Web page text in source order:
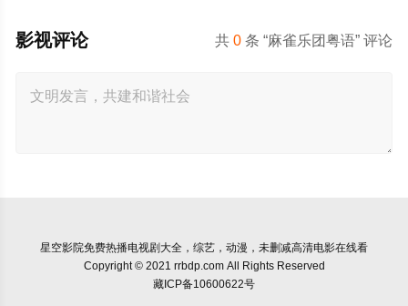
共0 条 “麻雀乐团粤语” 评论
影视评论
星空影院免费热播电视剧大全，综艺，动漫，未删减高清电影在线看
Copyright © 2021 rrbdp.com All Rights Reserved
藏ICP备10600622号